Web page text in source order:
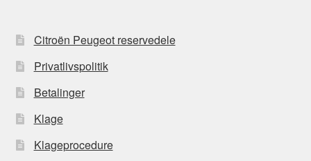
Citroën Peugeot reservedele
Privatlivspolitik
Betalinger
Klage
Klageprocedure